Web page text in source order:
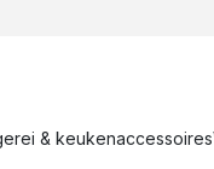
& keukenaccessoires